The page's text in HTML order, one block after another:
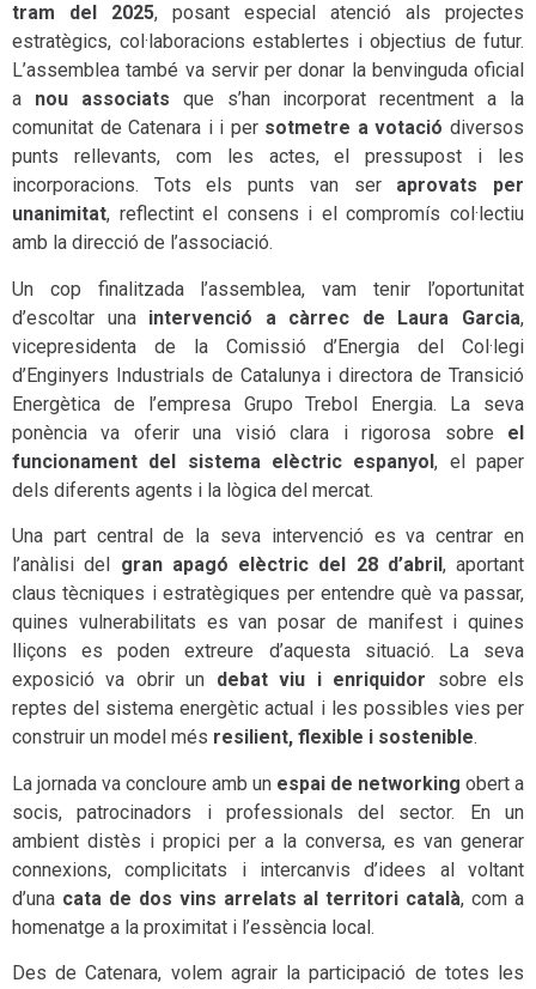
tram del 2025, posant especial atenció als projectes
estratègics, col·laboracions establertes i objectius de futur.
L’assemblea també va servir per donar la benvinguda oficial
a nou associats que s’han incorporat recentment a la
comunitat de Catenara i i per sotmetre a votació diversos
punts rellevants, com les actes, el pressupost i les
incorporacions. Tots els punts van ser aprovats per
unanimitat, reflectint el consens i el compromís col·lectiu
amb la direcció de l’associació.
Un cop finalitzada l’assemblea, vam tenir l’oportunitat
d’escoltar una intervenció a càrrec de Laura Garcia,
vicepresidenta de la Comissió d’Energia del Col·legi
d’Enginyers Industrials de Catalunya i directora de Transició
Energètica de l’empresa Grupo Trebol Energia. La seva
ponència va oferir una visió clara i rigorosa sobre el
funcionament del sistema elèctric espanyol, el paper
dels diferents agents i la lògica del mercat.
Una part central de la seva intervenció es va centrar en
l’anàlisi del gran apagó elèctric del 28 d’abril , aportant
claus tècniques i estratègiques per entendre què va passar,
quines vulnerabilitats es van posar de manifest i quines
lliçons es poden extreure d’aquesta situació. La seva
exposició va obrir un debat viu i enriquidor sobre els
reptes del sistema energètic actual i les possibles vies per
construir un model més resilient, flexible i sostenible.
La jornada va concloure amb un espai de networking obert a
socis, patrocinadors i professionals del sector. En un
ambient distès i propici per a la conversa, es van generar
connexions, complicitats i intercanvis d’idees al voltant
d’una cata de dos vins arrelats al territori català, com a
homenatge a la proximitat i l’essència local.
Des de Catenara, volem agrair la participació de totes les